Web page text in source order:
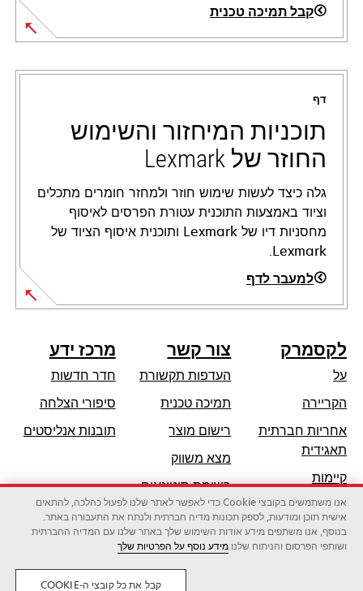
קבל תמיכה טכנית
opens
in
new
tab
דף
תוכניות המיחזור והשימוש
החוזר של Lexmark
גלה כיצד לעשות שימוש חוזר ולמחזר חומרים מתכלים
וציוד באמצעות התוכנית עטורת הפרסים לאיסוף
מחסניות דיו של Lexmark ותוכנית איסוף הציוד של
Lexmark.
למעבר לדף
לקסמרק
על
הקריירה
אחריות חברתית
תאגידיתopens
a
new
tab
קיימות
שותפי לקסמרק
צור קשר
העדפות תקשורת
תמיכה טכניתopens
tab
רישום מוצר
מצא משווק
רשימת סיטונאים
מרכז ידע
חדר חדשות
סיפורי הצלחה
תובנות אנליסטים
לקסמרק אינטרנשיונל בע"מ, חברה של זירוקס
אנו משתמשים בקובצי Cookie כדי לאפשר לאתר שלנו לפעול כהלכה, להתאים
אישית תוכן ומודעות, לספק תכונות מדיה חברתית ולנתח את התעבורה באתר.
בנוסף, אנו משתפים מידע אודות השימוש שלך באתר שלנו עם המדיה החברתית
ושותפי הפרסום והניתוח שלנו.מידע נוסף על הפרטיות שלך
קבל את כל קובצי ה-COOKIE